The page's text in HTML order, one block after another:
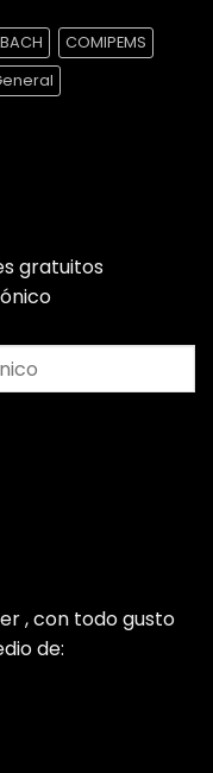
COMIPEMS
gratuitos
, con todo gusto
de: